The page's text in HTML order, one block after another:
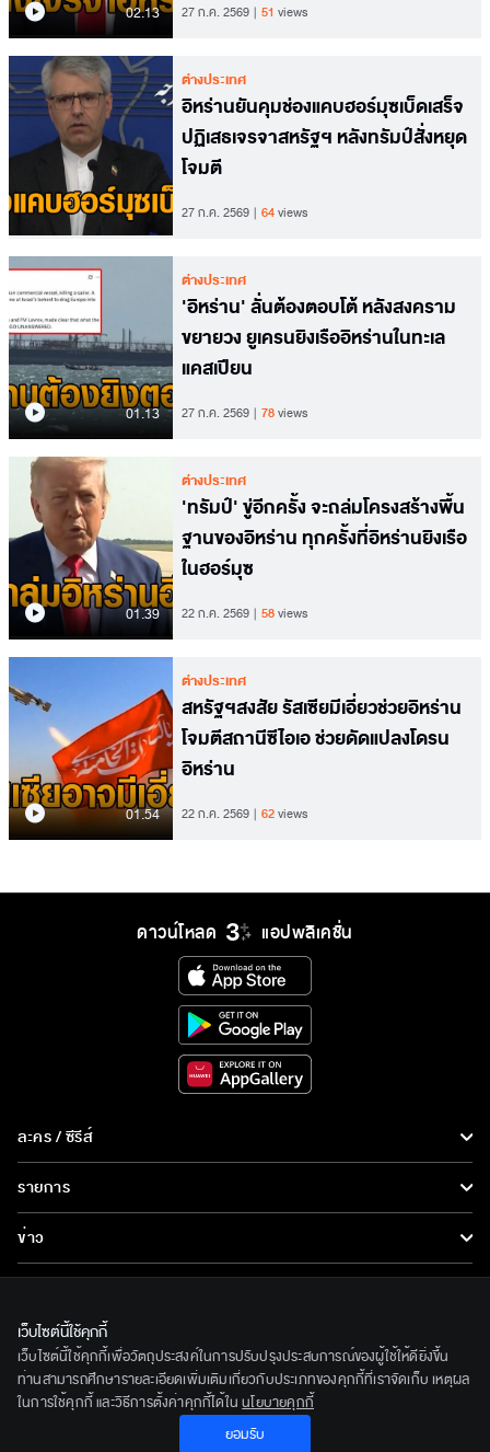
02.13 27 ก.ค. 2569 51 views
ต่างประเทศ
อิหร่านยันคุมช่องแคบฮอร์มุซเบ็ดเสร็จ
ปฏิเสธเจรจาสหรัฐฯ หลังทรัมป์สั่งหยุด
โจมตี
27 ก.ค. 2569 64views
01.13
ต่างประเทศ
'อิหร่าน' ลั่นต้องตอบโต้ หลังสงคราม
ขยายวง ยูเครนยิงเรืออิหร่านในทะเล
แคสเปียน
27 ก.ค. 2569 78views
01.39
ต่างประเทศ
'ทรัมป์' ขู่อีกครั้ง จะถล่มโครงสร้างพื้น
ฐานของอิหร่าน ทุกครั้งที่อิหร่านยิงเรือ
ในฮอร์มุซ
22 ก.ค. 2569 58views
01.54
ต่างประเทศ
สหรัฐฯสงสัย รัสเซียมีเอี่ยวช่วยอิหร่าน
โจมตีสถานีซีไอเอ ช่วยดัดแปลงโดรน
อิหร่าน
22 ก.ค. 2569 62views
ดาวน์โหลด แอปพลิเคชั่น
ละคร / ซีรีส์
ละคร/ซีรีส์
ซีรีส์นานาชาติ
การ์ตูน & เกม
รายการ
รายการทั้งหมด
ข่าว
ข่าวทั้งหมด
ข่าวประชาสัมพันธ์
ทีวีออนไลน์
เกี่ยวกับเรา
BEC World
รู้จักเรา
ติดตามเราได้ที่
© 2020 Bangkok Entertainment Co.,Ltd. All Rights Reserved.
เว็บไซต์นี้ใช้คุกกี้
เว็บไซต์นี้ใช้คุกกี้เพื่อวัตถุประสงค์ในการปรับปรุงประสบการณ์ของผู้ใช้ให้ดียิ่งขึ้น
ท่านสามารถศึกษารายละเอียดเพิ่มเติมเกี่ยวกับประเภทของคุกกี้ที่เราจัดเก็บ เหตุผล
ในการใช้คุกกี้ และวิธีการตั้งค่าคุกกี้ได้ใน นโยบายคุกกี้
ยอมรับ